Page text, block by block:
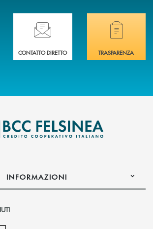
delle nostre&nbsp; filiali .
Ti serve assistenza immediata? Contattaci!
CONTATTO DIRETTO
Hai bisogno di
TRASPARENZA
INFORMAZIONI